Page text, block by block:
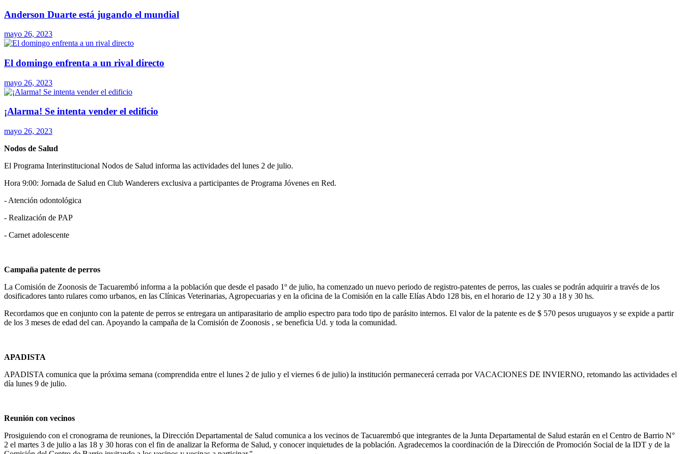
Anderson Duarte está jugando el mundial
mayo 26, 2023
El domingo enfrenta a un rival directo
mayo 26, 2023
¡Alarma! Se intenta vender el edificio
mayo 26, 2023
Nodos de Salud
El Programa Interinstitucional Nodos de Salud informa las actividades del lunes 2 de julio.
Hora 9:00: Jornada de Salud en Club Wanderers exclusiva a participantes de Programa Jóvenes en Red.
- Atención odontológica
- Realización de PAP
- Carnet adolescente
Campaña patente de perros
La Comisión de Zoonosis de Tacuarembó informa a la población que desde el pasado 1º de julio, ha comenzado un nuevo periodo de registro-patentes de perros, las cuales se podrán adquirir a través de los
dosificadores tanto rulares como urbanos, en las Clínicas Veterinarias, Agropecuarias y en la oficina de la Comisión en la calle Elías Abdo 128 bis, en el horario de 12 y 30 a 18 y 30 hs.
Recordamos que en conjunto con la patente de perros se entregara un antiparasitario de amplio espectro para todo tipo de parásito internos. El valor de la patente es de $ 570 pesos uruguayos y se expide a partir
de los 3 meses de edad del can. Apoyando la campaña de la Comisión de Zoonosis , se beneficia Ud. y toda la comunidad.
APADISTA
APADISTA comunica que la próxima semana (comprendida entre el lunes 2 de julio y el viernes 6 de julio) la institución permanecerá cerrada por VACACIONES DE INVIERNO, retomando las actividades el
día lunes 9 de julio.
Reunión con vecinos
Prosiguiendo con el cronograma de reuniones, la Dirección Departamental de Salud comunica a los vecinos de Tacuarembó que integrantes de la Junta Departamental de Salud estarán en el Centro de Barrio N°
2 el martes 3 de julio a las 18 y 30 horas con el fin de analizar la Reforma de Salud, y conocer inquietudes de la población. Agradecemos la coordinación de la Dirección de Promoción Social de la IDT y de la